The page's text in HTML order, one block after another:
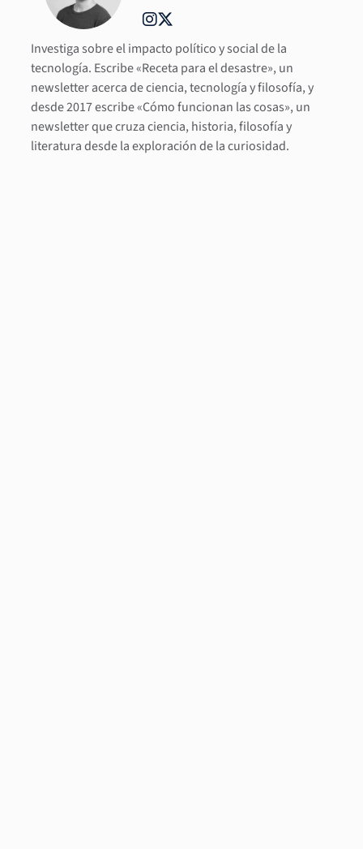
Investiga sobre el impacto político y social de la
tecnología. Escribe «Receta para el desastre», un
newsletter acerca de ciencia, tecnología y filosofía, y
desde 2017 escribe «Cómo funcionan las cosas», un
newsletter que cruza ciencia, historia, filosofía y
literatura desde la exploración de la curiosidad.